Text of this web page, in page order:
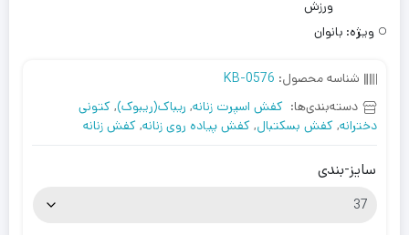
ورزش
ویژه: بانوان
شناسه محصول: KB-0576
دسته‌بندی‌ها: کفش اسپرت زنانه, ریباک(ریبوک), کتونی
دخترانه, کفش بسکتبال, کفش پیاده روی زنانه, کفش زنانه
سایز-بندی